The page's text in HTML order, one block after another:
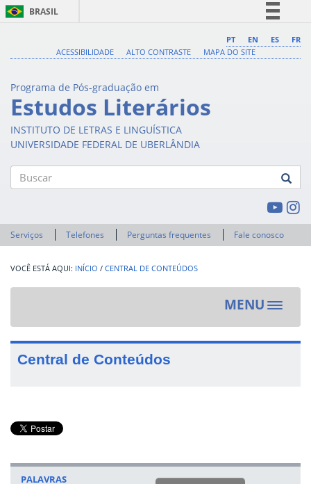
BRASIL
Comunica BR
Acesso à informação
Legislação
PT EN ES
FR
ACESSIBILIDADE
ALTO CONTRASTE MAPA DO SITE
Programa de Pós-graduação em
Estudos Literários
INSTITUTO DE LETRAS E LINGUÍSTICA
UNIVERSIDADE FEDERAL DE UBERLÂNDIA
Serviços Telefones Perguntas frequentes Fale conosco
INÍCIO / CENTRAL DE CONTEÚDOS
MENU
Toggle
Central de Conteúdos
PALAVRAS